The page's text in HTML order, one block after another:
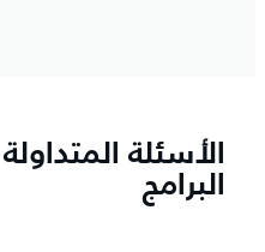
الأسئلة
البرامج